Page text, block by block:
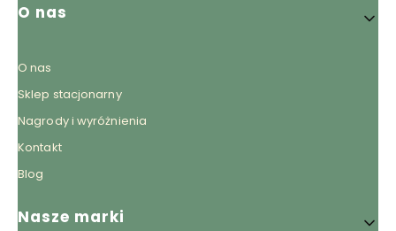
O nas
O nas
Sklep stacjonarny
Nagrody i wyróżnienia
Kontakt
Blog
Nasze marki